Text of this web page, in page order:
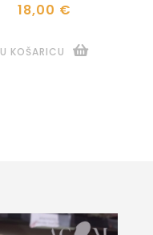
18,00 €
U KOŠARICU